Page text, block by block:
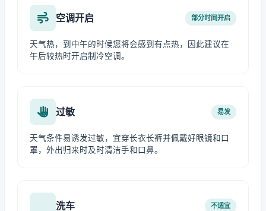
空调开启 部分时间开启
天气热，到中午的时候您将会感到有点热，因此建议在
午后较热时开启制冷空调。
过敏 易发
天气条件易诱发过敏，宜穿长衣长裤并佩戴好眼镜和口
罩，外出归来时及时清洁手和口鼻。
洗车 不适宜